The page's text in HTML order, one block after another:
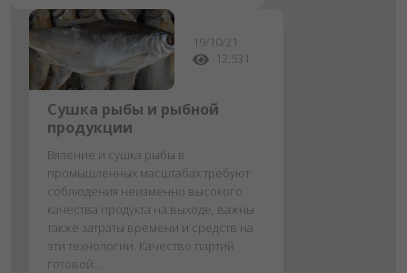
19/10/21
12,531
Сушка рыбы и рыбной
продукции
Вяление и сушка рыбы в
промышленных масштабах требуют
соблюдения неизменно высокого
качества продукта на выходе, важны
также затраты времени и средств на
эти технологии. Качество партий
готовой...